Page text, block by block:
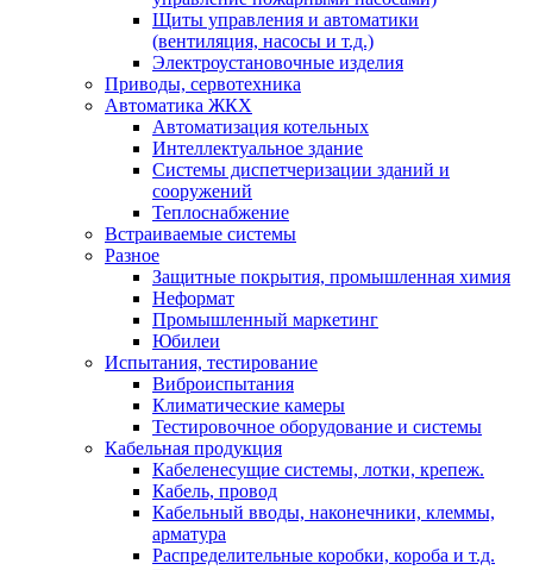
Щиты управления и автоматики
(вентиляция, насосы и т.д.)
Электроустановочные изделия
Приводы, сервотехника
Автоматика ЖКХ
Автоматизация котельных
Интеллектуальное здание
Системы диспетчеризации зданий и
сооружений
Теплоснабжение
Встраиваемые системы
Разное
Защитные покрытия, промышленная химия
Неформат
Промышленный маркетинг
Юбилеи
Испытания, тестирование
Виброиспытания
Климатические камеры
Тестировочное оборудование и системы
Кабельная продукция
Кабеленесущие системы, лотки, крепеж.
Кабель, провод
Кабельный вводы, наконечники, клеммы,
арматура
Распределительные коробки, короба и т.д.